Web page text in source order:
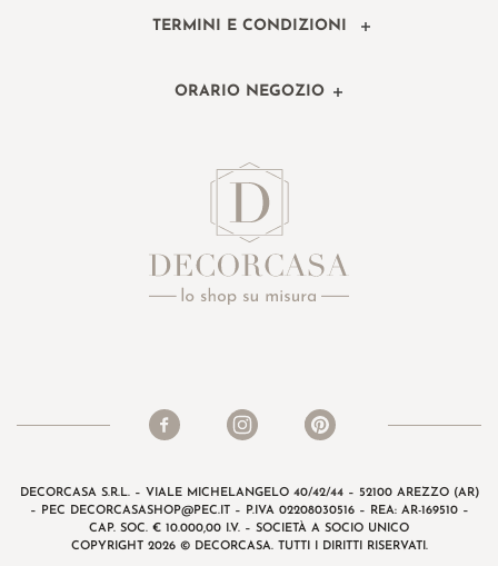
TERMINI E CONDIZIONI
ORARIO NEGOZIO
DECORCASA S.R.L. – VIALE MICHELANGELO 40/42/44 – 52100 AREZZO (AR)
– PEC DECORCASASHOP@PEC.IT– P.IVA 02208030516 – REA: AR-169510 –
CAP. SOC. € 10.000,00 I.V. – SOCIETÀ A SOCIO UNICO
COPYRIGHT 2026 © DECORCASA. TUTTI I DIRITTI RISERVATI.